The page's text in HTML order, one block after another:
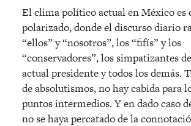
El clima político actual en México es
polarizado, donde el discurso diario
“ellos” y “nosotros”, los “fifís” y los
“conservadores”, los simpatizantes
actual presidente y todos los demás.
de absolutismos, no hay cabida para
puntos intermedios. Y en dado caso
no se haya percatado de la